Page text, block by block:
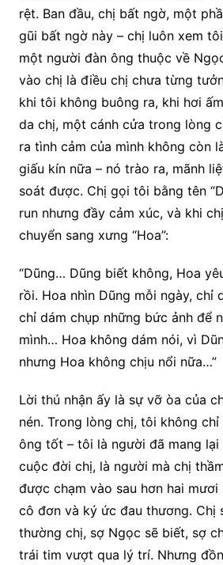
rệt. Ban đầu, chị bất ngờ, một
gũi bất ngờ này – chị luôn xem
một người đàn ông thuộc về
vào chị là điều chị chưa từng
khi tôi không buông ra, khi hơi
da chị, một cánh cửa trong lòng
ra tình cảm của mình không còn
giấu kín nữa – nó trào ra, mãnh
soát được. Chị gọi tôi bằng tên
run nhưng đầy cảm xúc, và khi
chuyển sang xưng “Hoa”:
“Dũng… Dũng biết không, Hoa
rồi. Hoa nhìn Dũng mỗi ngày, chỉ
chỉ dám chụp những bức ảnh để
mình… Hoa không dám nói, vì
nhưng Hoa không chịu nổi nữa…”
Lời thú nhận ấy là sự vỡ òa của
nén. Trong lòng chị, tôi không
ông tốt – tôi là người đã mang lại
cuộc đời chị, là người mà chị
được chạm vào sau hơn hai mươi
cô đơn và ký ức đau thương. Chị
thường chị, sợ Ngọc sẽ biết, sợ
trái tim vượt qua lý trí. Nhưng